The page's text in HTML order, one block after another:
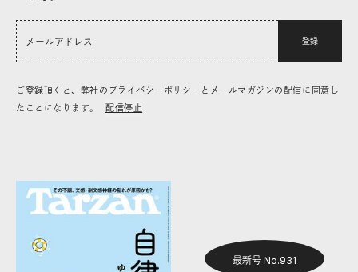
登録
ご登録頂くと、弊社のプライバシーポリシーとメールマガジンの配信に同意し
たことになります。
配信停止
最新号 No.931